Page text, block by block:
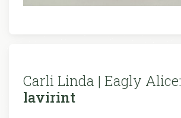
Carli Linda | Eagly Alice:
lavirint